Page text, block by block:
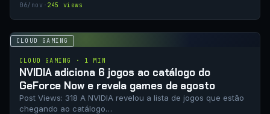
06/nov · 245 views
CLOUD GAMING
CLOUD GAMING · 1 MIN
NVIDIA adiciona 6 jogos ao catálogo do
GeForce Now e revela games de agosto
Post Views: 318 A NVIDIA revelou a lista de jogos que estão
chegando ao catálogo…